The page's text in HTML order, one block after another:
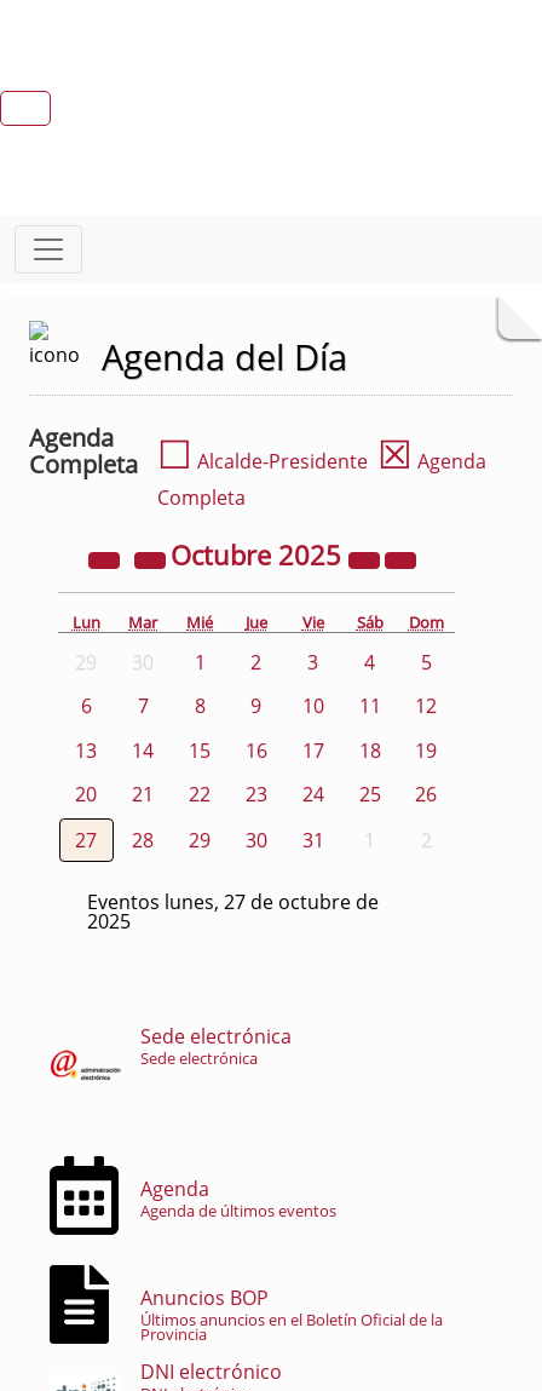
Agenda del Día
Agenda
Completa
☐ Alcalde-Presidente ☒ Agenda
Completa
Octubre 2025
Lun Mar Mié Jue Vie Sáb Dom
29 30 1 2 3 4
5
6
7 8 9 10 11
12
13
14 15 16 17 18
19
20
21 22 23 24 25
26
27
28 29 30 31 1 2
Eventos lunes, 27 de octubre de
2025
Sede electrónica
Sede electrónica
Agenda
Agenda de últimos eventos
Anuncios BOP
Últimos anuncios en el Boletín Oficial de la
Provincia
DNI electrónico